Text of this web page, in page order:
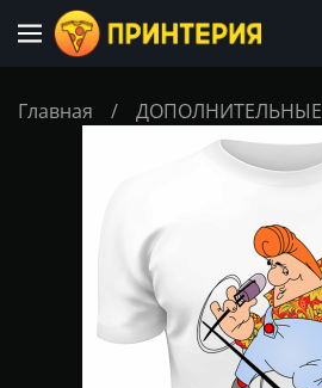
Главная / ДОПОЛНИТЕЛЬНЫЕ